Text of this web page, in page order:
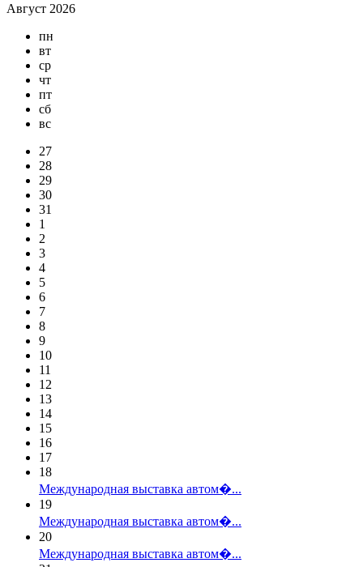
Август 2026
пн
вт
ср
чт
пт
сб
вс
27
28
29
30
31
1
2
3
4
5
6
7
8
9
10
11
12
13
14
15
16
17
18
Международная выставка автом�...
19
Международная выставка автом�...
20
Международная выставка автом�...